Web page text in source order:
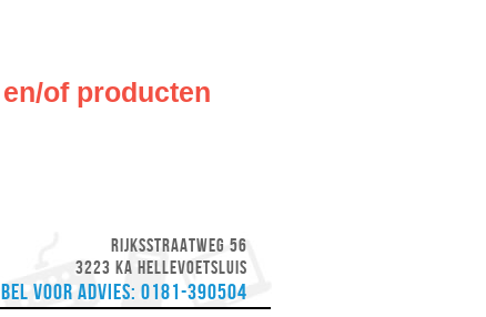
of producten
Rijksstraatweg 56
3223 KA Hellevoetsluis
Bel voor advies: 0181-390504